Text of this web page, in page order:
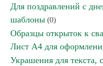
Для поздравлений с
шаблоны (0)
Образцы открыток к
Лист А4 для
Украшения для текста,